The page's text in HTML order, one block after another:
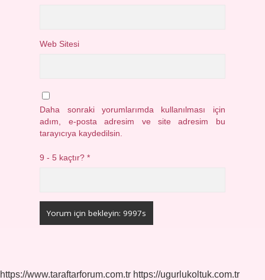
Web Sitesi
Daha sonraki yorumlarımda kullanılması için
adım, e-posta adresim ve site adresim bu
tarayıcıya kaydedilsin.
9 - 5 kaçtır?*
https://www.taraftarforum.com.tr https://ugurlukoltuk.com.tr